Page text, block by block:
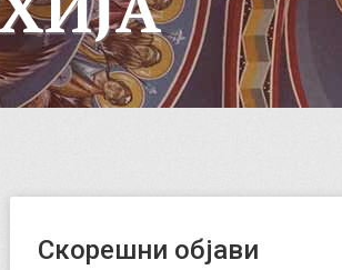
Скорешни објави